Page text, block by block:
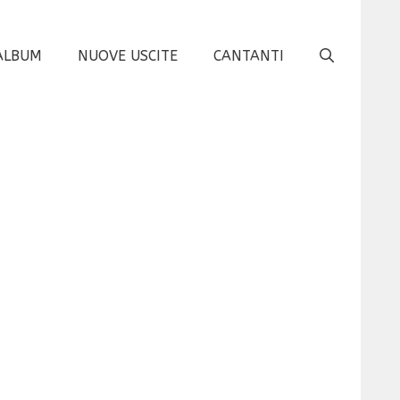
NUOVE USCITE CANTANTI